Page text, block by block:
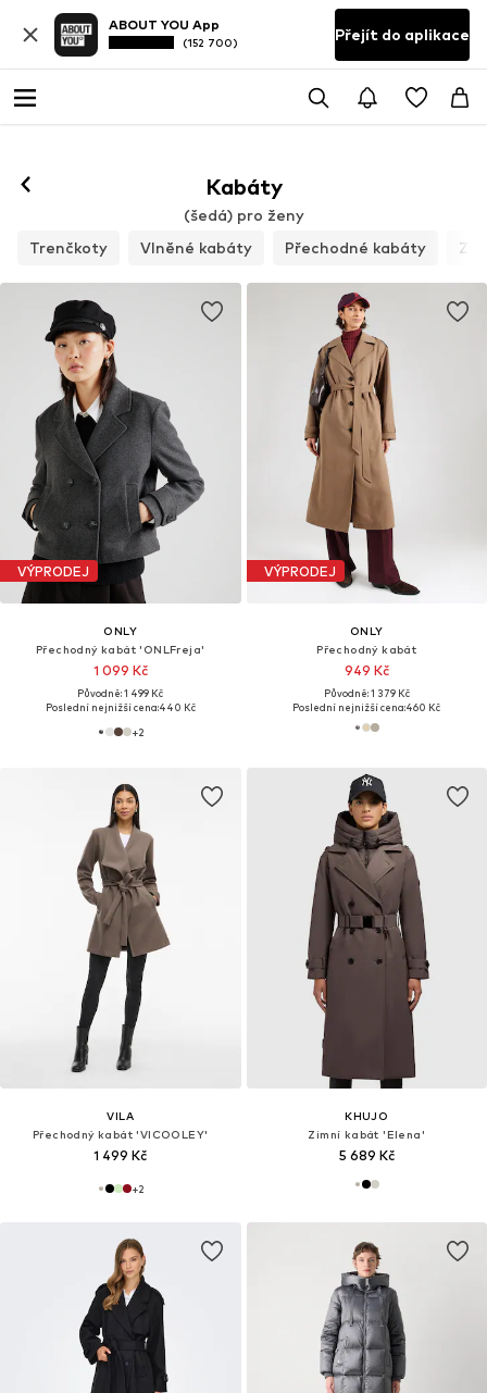
ABOUT YOU App
(152 700) Přejít do aplikace
Kabáty
(šedá) pro ženy
Trenčkoty
Vlněné kabáty Přechodné kabáty
VÝPRODEJ
ONLY
Přechodný kabát 'ONLFreja'
1 099 Kč
Původně: 1 499 Kč
Poslední nejnižší cena:440 Kč
+2
VÝPRODEJ
ONLY
Přechodný kabát
949 Kč
Původně: 1 379 Kč
Poslední nejnižší cena:460 Kč
VILA
Přechodný kabát 'VICOOLEY'
1 499 Kč
+2
KHUJO
Zimní kabát 'Elena'
5 689 Kč